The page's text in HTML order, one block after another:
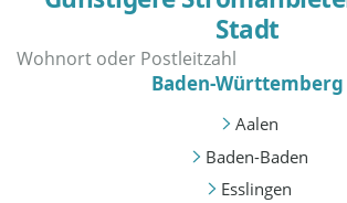
Stadt
Baden-Württemberg
Aalen
Baden-Baden
Esslingen